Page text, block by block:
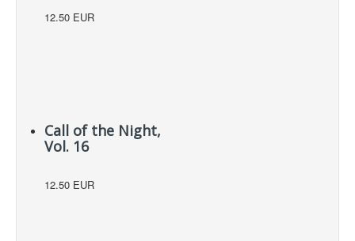
12.50 EUR
Call of the Night,
Vol. 16
12.50 EUR